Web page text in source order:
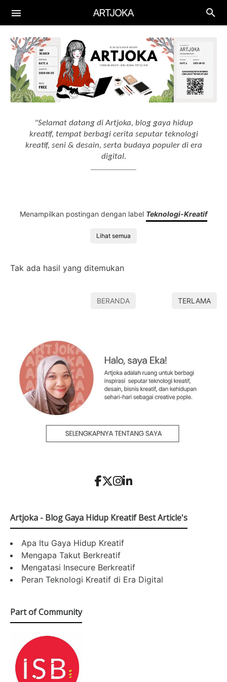
Aplikasi
Aplikasi Keuangan
Aplikasi Edukasi
Aplikasi Menggambar
Gadget
Smartphone
Drawing Tablet
Artificial Intelligence
AI Workflow
"Selamat datang di Artjoka, blog gaya hidup
kreatif, tempat berbagi cerita seputar teknologi
kreatif, seni & desain, serta budaya populer di era
digital.
Menampilkan postingan dengan label Teknologi-Kreatif
Lihat semua
Tak ada hasil yang ditemukan
BERANDA TERLAMA
Artjoka - Blog Gaya Hidup Kreatif Best Article's
Apa Itu Gaya Hidup Kreatif
Mengapa Takut Berkreatif
Mengatasi Insecure Berkreatif
Peran Teknologi Kreatif di Era Digital
Part of Community